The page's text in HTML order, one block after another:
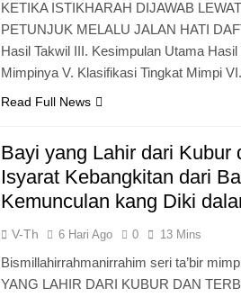
KETIKA ISTIKHARAH DIJAWAB
PETUNJUK MELALU JALAN HATI
Hasil Takwil III. Kesimpulan Utama
Mimpinya V. Klasifikasi Tingkat Mimpi
Read Full News
Bayi yang Lahir dari Kubur
Isyarat Kebangkitan dari
Kemunculan kang Diki
V-Th 6 Hari Ago 0 13 Mins
Bismillahirrahmanirrahim seri ta’bir
YANG LAHIR DARI KUBUR DAN